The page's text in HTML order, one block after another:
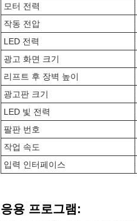
모터 전력
작동 전압
LED 전력
광고 화면 크기
리프트 후 장벽 높이
광고판 크기
LED 빛 전력
팔판 번호
작업 속도
입력 인터페이스
응용 프로그램: